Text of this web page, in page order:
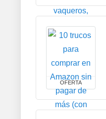
OFERTA